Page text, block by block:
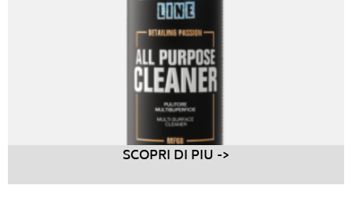
SCOPRI DI PIU ->